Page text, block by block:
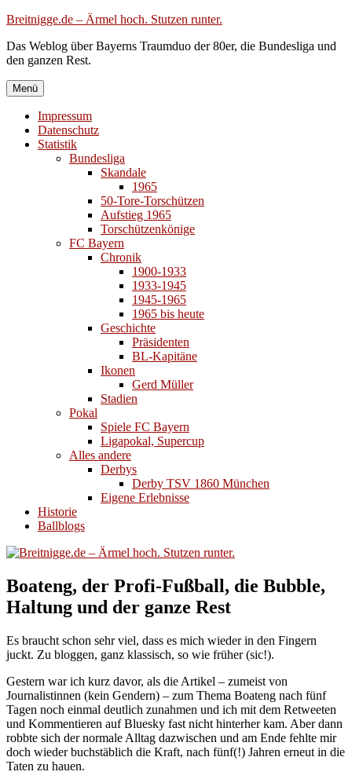
Zum
springen
Breitnigge.de – Ärmel hoch. Stutzen runter.
Das Weblog über Bayerns Traumduo der 80er, die Bundesliga und
den ganzen Rest.
Menü
Impressum
Datenschutz
Statistik
Bundesliga
Skandale
1965
50-Tore-Torschützen
Aufstieg 1965
Torschützenkönige
FC Bayern
Chronik
1900-1933
1933-1945
1945-1965
1965 bis heute
Geschichte
Präsidenten
BL-Kapitäne
Ikonen
Gerd Müller
Stadien
Pokal
Spiele FC Bayern
Ligapokal, Supercup
Alles andere
Derbys
Derby TSV 1860 München
Eigene Erlebnisse
Historie
Ballblogs
Boateng, der Profi-Fußball, die Bubble,
Haltung und der ganze Rest
Es braucht schon sehr viel, dass es mich wieder in den Fingern
juckt. Zu bloggen, ganz klassisch, so wie früher (sic!).
Gestern war ich kurz davor, als die Artikel – zumeist von
Journalistinnen (kein Gendern) – zum Thema Boateng nach fünf
Tagen noch einmal deutlich zunahmen und ich mit dem Retweeten
und Kommentieren auf Bluesky fast nicht hinterher kam. Aber dann
robbte sich der normale Alltag dazwischen und am Ende fehlte mir
doch wieder buchstäblich die Kraft, nach fünf(!) Jahren erneut in die
Taten zu hauen.